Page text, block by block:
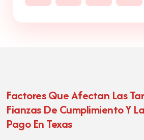
Factores Que Afectan Las
Fianzas De Cumplimiento Y
Pago En Texas